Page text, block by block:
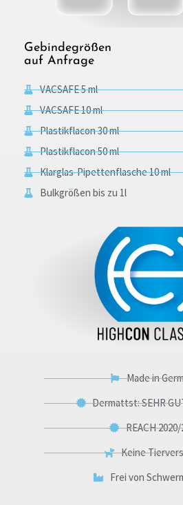
Made in
Dermattst: SEHR
REACH
Keine
Frei von
Gebindegrößen
auf Anfrage
VACSAFE 5 ml
VACSAFE 10 ml
Plastikflacon 30 ml
Plastikflacon 50 ml
Klarglas-Pipettenflasche 10 ml
Bulkgrößen bis zu 1l